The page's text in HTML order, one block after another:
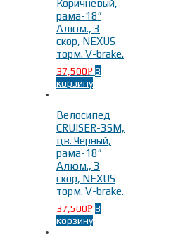
Коричневый,
рама-18″
Алюм., 3
скор, NEXUS
торм. V-brake.
37,500Р В
корзину
Велосипед
CRUISER-3SM,
цв. Чёрный,
рама-18″
Алюм., 3
скор, NEXUS
торм. V-brake.
37,500Р В
корзину